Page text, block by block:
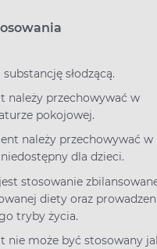
słodzącą.
należy przechowywać w
pokojowej.
należy przechowywać w
dla dzieci.
stosowanie
diety oraz
tryby życia.
nie może być stosowany